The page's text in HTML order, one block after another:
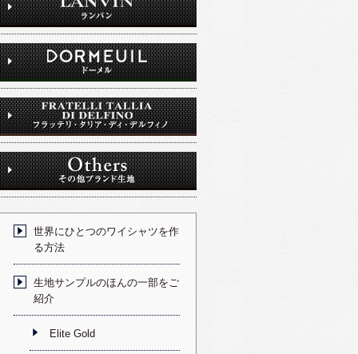
世界にひとつのワイシャツを作
る方法
生地サンプルのほんの一部をご
紹介
Elite Gold